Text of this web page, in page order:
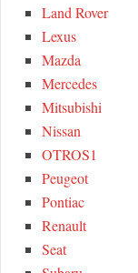
Land Rover
Lexus
Mazda
Mercedes
Mitsubishi
Nissan
OTROS1
Peugeot
Pontiac
Renault
Seat